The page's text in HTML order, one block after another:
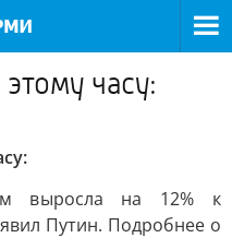
часу:
выросла на 12% к
Путин. Подробнее о